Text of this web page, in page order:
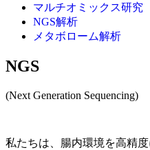
マルチオミックス研究
NGS解析
メタボローム解析
NGS
(Next Generation Sequencing)
私たちは、腸内環境を高精